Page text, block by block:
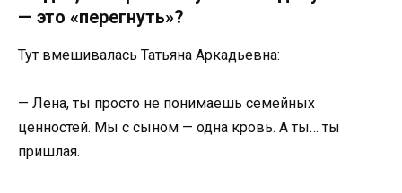
— это «перегнуть»?
Тут вмешивалась Татьяна Аркадьевна:
— Лена, ты просто не понимаешь семейных
ценностей. Мы с сыном — одна кровь. А ты… ты
пришлая.